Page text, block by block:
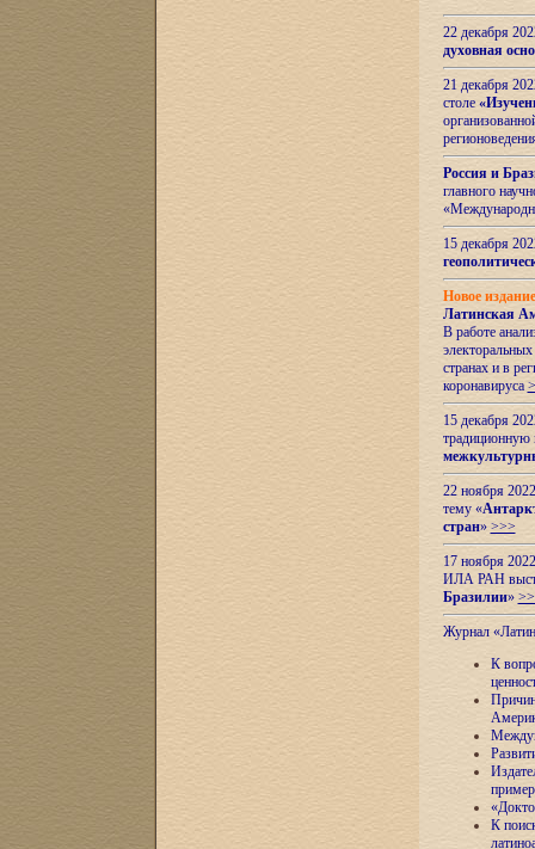
22 декабря
духовная
21 декабря
столе
Россия и
главного
15 декабря
Новое
Латинская
В работе
странах и в
коронавируса
15 декабря
22 ноября
тему «
стран» >>>
17 ноября
ИЛА РАН
Бразилии»
Журнал
К
К